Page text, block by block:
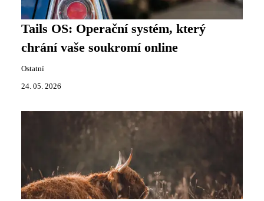
Tails OS: Operační systém, který
chrání vaše soukromí online
Ostatní
24. 05. 2026